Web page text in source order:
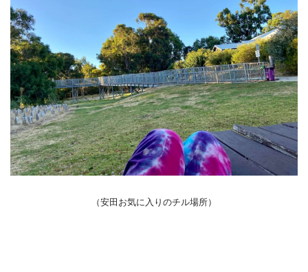
（安田お気に入りのチル場所）